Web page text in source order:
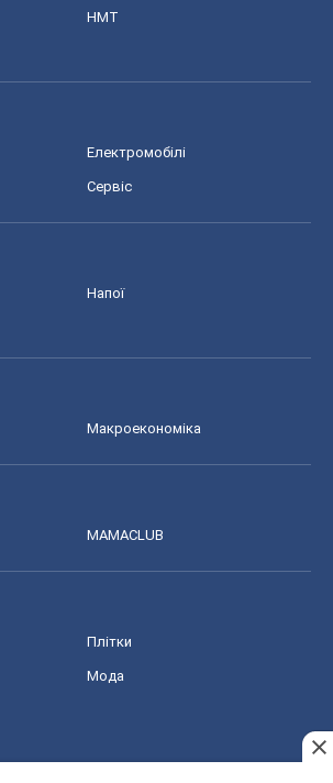
НМТ
Електромобілі
Сервіс
Напої
Макроекономіка
MAMACLUB
Плітки
Мода